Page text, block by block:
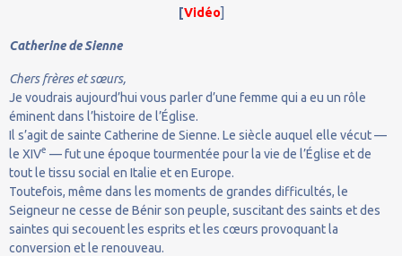
[Vidéo]
Catherine de Sienne
Chers frères et sœurs,
Je voudrais aujourd’hui vous parler d’une femme qui a eu un rôle
éminent dans l’histoire de l’Église.
Il s’agit de sainte Catherine de Sienne. Le siècle auquel elle vécut —
le XIVe — fut une époque tourmentée pour la vie de l’Église et de
tout le tissu social en Italie et en Europe.
Toutefois, même dans les moments de grandes difficultés, le
Seigneur ne cesse de Bénir son peuple, suscitant des saints et des
saintes qui secouent les esprits et les cœurs provoquant la
conversion et le renouveau.